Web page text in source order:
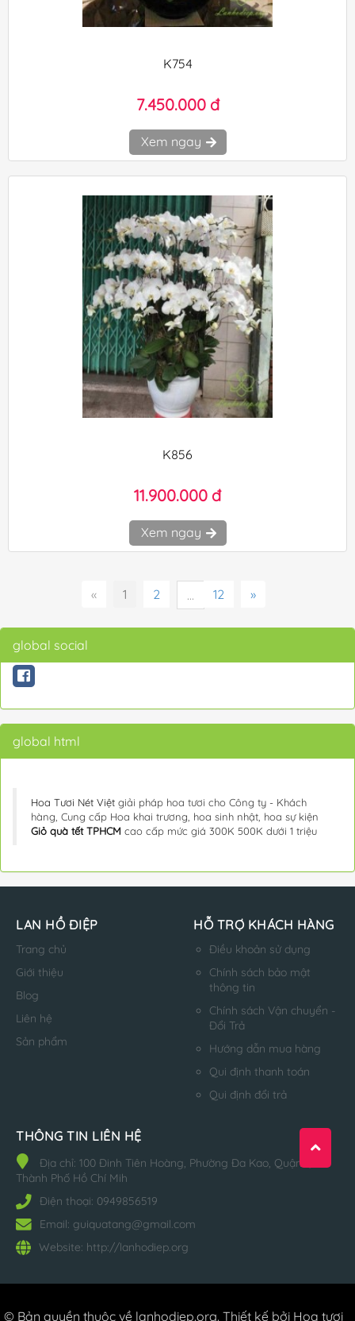
K754
7.450.000 đ
Xem ngay
K856
11.900.000 đ
Xem ngay
« 1 2 ... 12 »
global social
global html
Hoa Tươi Nét Việt giải pháp hoa tươi cho Công ty - Khách
hàng, Cung cấp Hoa khai trương, hoa sinh nhật, hoa sự kiện
Giỏ quà tết TPHCM cao cấp mức giá 300K 500K dưới 1 triệu
LAN HỒ ĐIỆP
Trang chủ
Giới thiệu
Blog
Liên hệ
Sản phẩm
HỖ TRỢ KHÁCH HÀNG
Điều khoản sử dụng
Chính sách bảo mật
thông tin
Chính sách Vận chuyển -
Đổi Trả
Hướng dẫn mua hàng
Qui định thanh toán
Qui định đổi trả
THÔNG TIN LIÊN HỆ
Địa chỉ: 100 Đinh Tiên Hoàng, Phường Đa Kao, Quận 1,
Thành Phố Hồ Chí Mih
Điện thoại: 0949856519
Email: guiquatang@gmail.com
Website: http://lanhodiep.org
© Bản quyền thuộc về lanhodiep.org. Thiết kế bởi Hoa tươi